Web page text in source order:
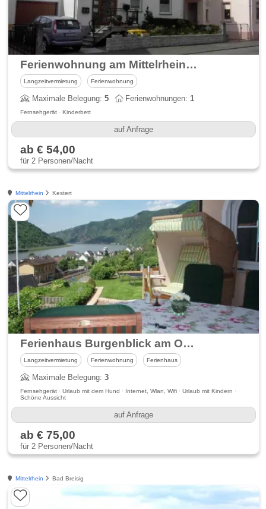
Ferienwohnung am Mittelrhein Familie Fischer Braubach
Langzeitvermietung Ferienwohnung
Maximale Belegung:5 Ferienwohnungen:1
Fernsehgerät · Kinderbett
auf Anfrage
ab € 54,00
für 2 Personen/Nacht
Mittelrhein Kestert
Ferienhaus Burgenblick am Oberen Mittelrheintal - Panoramablick
Langzeitvermietung Ferienwohnung Ferienhaus
Maximale Belegung:3
Fernsehgerät · Urlaub mit dem Hund · Internet, Wlan, Wifi · Urlaub mit Kindern ·
Schöne Aussicht
auf Anfrage
ab € 75,00
für 2 Personen/Nacht
Mittelrhein Bad Breisig